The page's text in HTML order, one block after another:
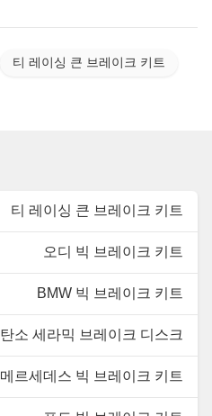
티 레이싱 큰 브레이크 키트
티 레이싱 큰 브레이크 키트
오디 빅 브레이크 키트
BMW 빅 브레이크 키트
탄소 세라믹 브레이크 디스크
메르세데스 빅 브레이크 키트